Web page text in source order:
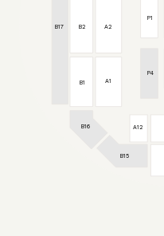
A2
B2
P1
P4
A12
B15
B16
A1
B1
B17